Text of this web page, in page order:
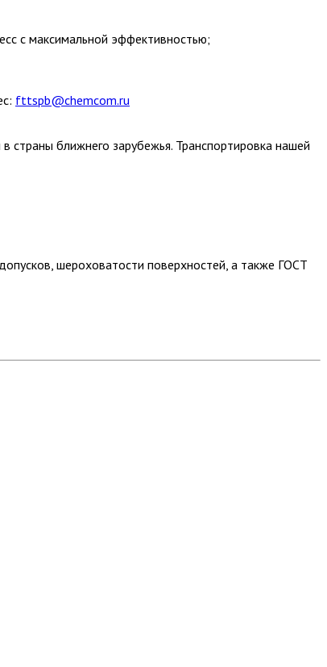
с максимальной эффективностью;
fttspb@chemcom.ru
страны ближнего зарубежья. Транспортировка нашей
шероховатости поверхностей, а также ГОСТ